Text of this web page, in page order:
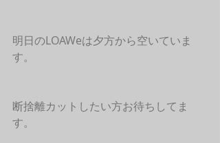
明日のLOAWeは夕方から空いていま
す。
断捨離カットしたい方お待ちしてま
す。